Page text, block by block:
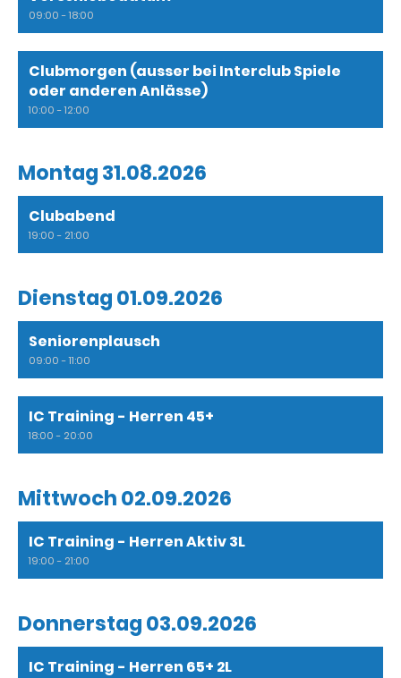
09:00 - 18:00
Clubmorgen (ausser bei Interclub Spiele
oder anderen Anlässe)
10:00 - 12:00
Montag 31.08.2026
Clubabend
19:00 - 21:00
Dienstag 01.09.2026
Seniorenplausch
09:00 - 11:00
IC Training - Herren 45+
18:00 - 20:00
Mittwoch 02.09.2026
IC Training - Herren Aktiv 3L
19:00 - 21:00
Donnerstag 03.09.2026
IC Training - Herren 65+ 2L